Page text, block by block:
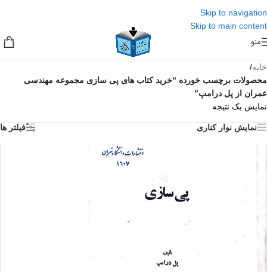
Skip to navigation
Skip to main content
منو
خانه/
محصولات برچسب خورده “خرید کتاب های پی سازی مجموعه مهندسی
عمران از پل درامپ”
نمایش یک نتیجه
نمایش نوار کناری فیلتر ها